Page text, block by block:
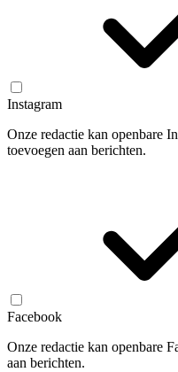
Instagram
Onze redactie kan openbare
toevoegen aan berichten.
Facebook
Onze redactie kan openbare
aan berichten.